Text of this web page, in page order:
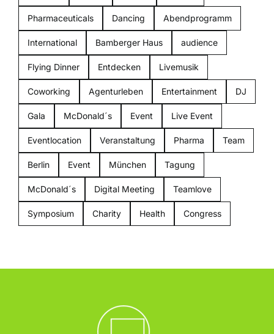
Pharmaceuticals Dancing Abendprogramm
International Bamberger Haus audience
Flying Dinner Entdecken Livemusik
Coworking Agenturleben Entertainment DJ
Gala McDonald´s Event Live Event
Eventlocation Veranstaltung Pharma Team
Berlin Event München Tagung
McDonald´s Digital Meeting Teamlove
Symposium Charity Health Congress